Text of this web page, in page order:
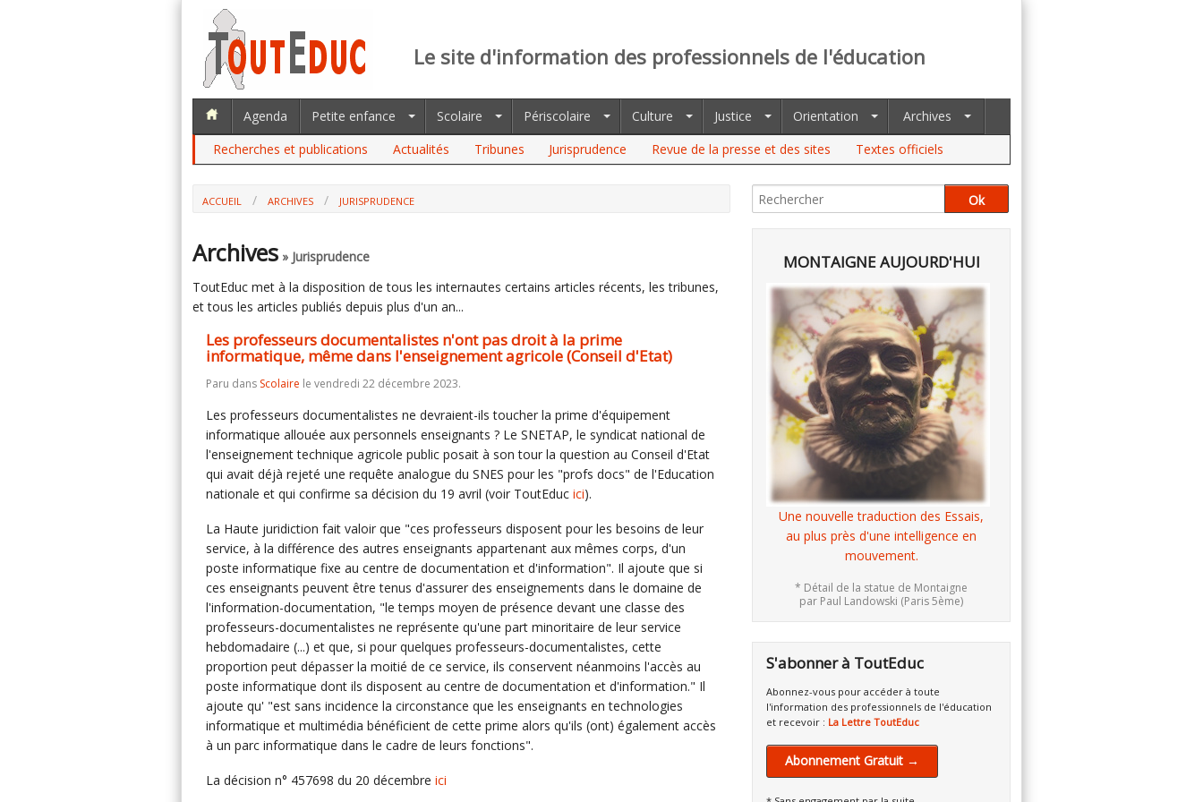
Le site d'information des professionnels de l'éducation
Agenda Petite enfance Scolaire Périscolaire Culture Justice Orientation
Archives
Recherches et publications
Actualités Tribunes Jurisprudence Revue de la presse et des sites Textes officiels
ACCUEIL ARCHIVES
JURISPRUDENCE
L'ENSEIGNEMENT AGRICOLE (CONSEIL D'ETAT)
Archives » Jurisprudence
ToutEduc met à la disposition de tous les internautes certains articles récents, les tribunes,
et tous les articles publiés depuis plus d'un an...
Les professeurs documentalistes n'ont pas droit à la prime
informatique, même dans l'enseignement agricole (Conseil d'Etat)
Paru dans Scolaire le vendredi 22 décembre 2023.
Les professeurs documentalistes ne devraient-ils toucher la prime d'équipement
informatique allouée aux personnels enseignants ? Le SNETAP, le syndicat national de
l'enseignement technique agricole public posait à son tour la question au Conseil d'Etat
qui avait déjà rejeté une requête analogue du SNES pour les "profs docs" de l'Education
nationale et qui confirme sa décision du 19 avril (voir ToutEduc ici).
La Haute juridiction fait valoir que "ces professeurs disposent pour les besoins de leur
service, à la différence des autres enseignants appartenant aux mêmes corps, d'un
poste informatique fixe au centre de documentation et d'information". Il ajoute que si
ces enseignants peuvent être tenus d'assurer des enseignements dans le domaine de
l'information-documentation, "le temps moyen de présence devant une classe des
professeurs-documentalistes ne représente qu'une part minoritaire de leur service
hebdomadaire (...) et que, si pour quelques professeurs-documentalistes, cette
proportion peut dépasser la moitié de ce service, ils conservent néanmoins l'accès au
poste informatique dont ils disposent au centre de documentation et d'information." Il
ajoute qu' "est sans incidence la circonstance que les enseignants en technologies
informatique et multimédia bénéficient de cette prime alors qu'ils (ont) également accès
à un parc informatique dans le cadre de leurs fonctions".
La décision n° 457698 du 20 décembre ici
MONTAIGNE AUJOURD'HUI
Une nouvelle traduction des Essais,
au plus près d'une intelligence en
mouvement.
* Détail de la statue de Montaigne
par Paul Landowski (Paris 5ème)
S'abonner à ToutEduc
Abonnez-vous pour accéder à toute
l'information des professionnels de l'éducation
et recevoir : La Lettre ToutEduc
Abonnement Gratuit →